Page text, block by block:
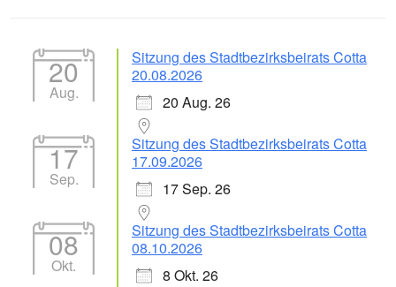
20
Aug.
Sitzung des Stadtbezirksbeirats Cotta
20.08.2026
20 Aug. 26
17
Sep.
Sitzung des Stadtbezirksbeirats Cotta
17.09.2026
17 Sep. 26
08
Okt.
Sitzung des Stadtbezirksbeirats Cotta
08.10.2026
8 Okt. 26